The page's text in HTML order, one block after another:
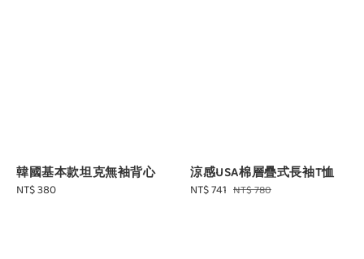
韓國基本款坦克無袖背心
Regular
NT$ 380
涼感USA棉層疊式長袖T恤
Sale
NT$ 741 Regular
NT$ 780